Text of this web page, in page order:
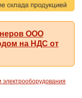
ООО
на НДС от